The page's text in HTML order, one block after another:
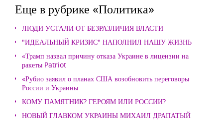
Еще в рубрике «Политика»
ЛЮДИ УСТАЛИ ОТ БЕЗРАЗЛИЧИЯ ВЛАСТИ
"ИДЕАЛЬНЫЙ КРИЗИС" НАПОЛНИЛ НАШУ ЖИЗНЬ
«Трамп назвал причину отказа Украине в лицензии на
ракеты Patriot
«Рубио заявил о планах США возобновить переговоры
России и Украины
КОМУ ПАМЯТНИК? ГЕРОЯМ ИЛИ РОССИИ?
НОВЫЙ ГЛАВКОМ УКРАИНЫ МИХАИЛ ДРАПАТЫЙ